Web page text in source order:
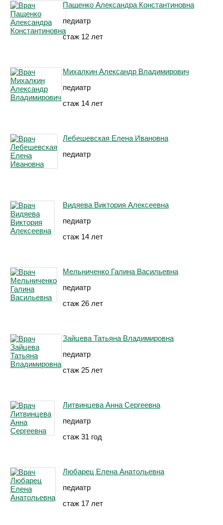
Пащенко Александра Константиновна
педиатр
стаж 12 лет
Михалкин Александр Владимирович
педиатр
стаж 14 лет
Лебешевская Елена Ивановна
педиатр
Видяева Виктория Алексеевна
педиатр
стаж 14 лет
Мельниченко Галина Васильевна
педиатр
стаж 26 лет
Зайцева Татьяна Владимировна
педиатр
стаж 25 лет
Литвинцева Анна Сергеевна
педиатр
стаж 31 год
Любарец Елена Анатольевна
педиатр
стаж 17 лет